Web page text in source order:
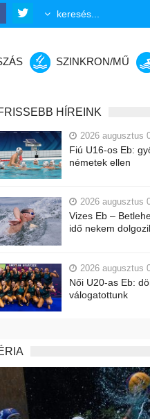
SZINKRON/MŰ
HÍREINK
2026 augusztus
Fiú U16-os Eb:
németek ellen
2026 augusztus
Vizes Eb –
idő nekem
2026 augusztus
Női U20-as Eb:
válogatottunk